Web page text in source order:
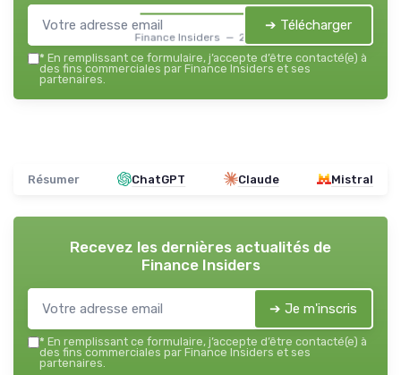
Finance Insiders — 2026
➔ Télécharger
* En remplissant ce formulaire, j’accepte d’être contacté(e) à
des fins commerciales par Finance Insiders et ses
partenaires.
Résumer ChatGPT Claude Mistral
Recevez les dernières actualités de
Finance Insiders
➔ Je m'inscris
* En remplissant ce formulaire, j’accepte d’être contacté(e) à
des fins commerciales par Finance Insiders et ses
partenaires.